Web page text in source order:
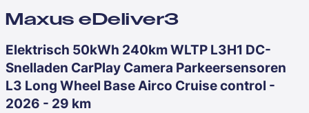
Maxus eDeliver3
Elektrisch 50kWh 240km WLTP L3H1 DC-
Snelladen CarPlay Camera Parkeersensoren
L3 Long Wheel Base Airco Cruise control -
2026 - 29 km